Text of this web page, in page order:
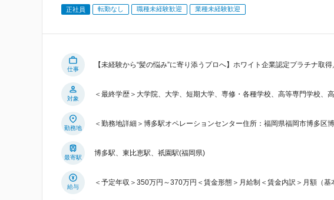
正社員 転勤なし 職種未経験歓迎 業種未経験歓迎
仕事
【未経験から“髪の悩み”に寄り添うプロへ】ホワイト企業認定プラチナ取
対象
＜最終学歴＞大学院、大学、短期大学、専修・各種学校、高等専門学校、
勤務地
＜勤務地詳細＞博多駅オペレーションセンター住所：福岡県福岡市博多区
最寄駅
博多駅、東比恵駅、祇園駅(福岡県)
給与
＜予定年収＞350万円～370万円＜賃金形態＞月給制＜賃金内訳＞月額（基